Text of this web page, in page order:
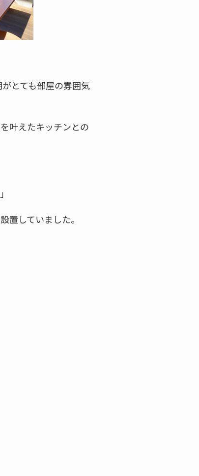
とても部屋の雰囲気
叶えたキッチンとの
置していました。